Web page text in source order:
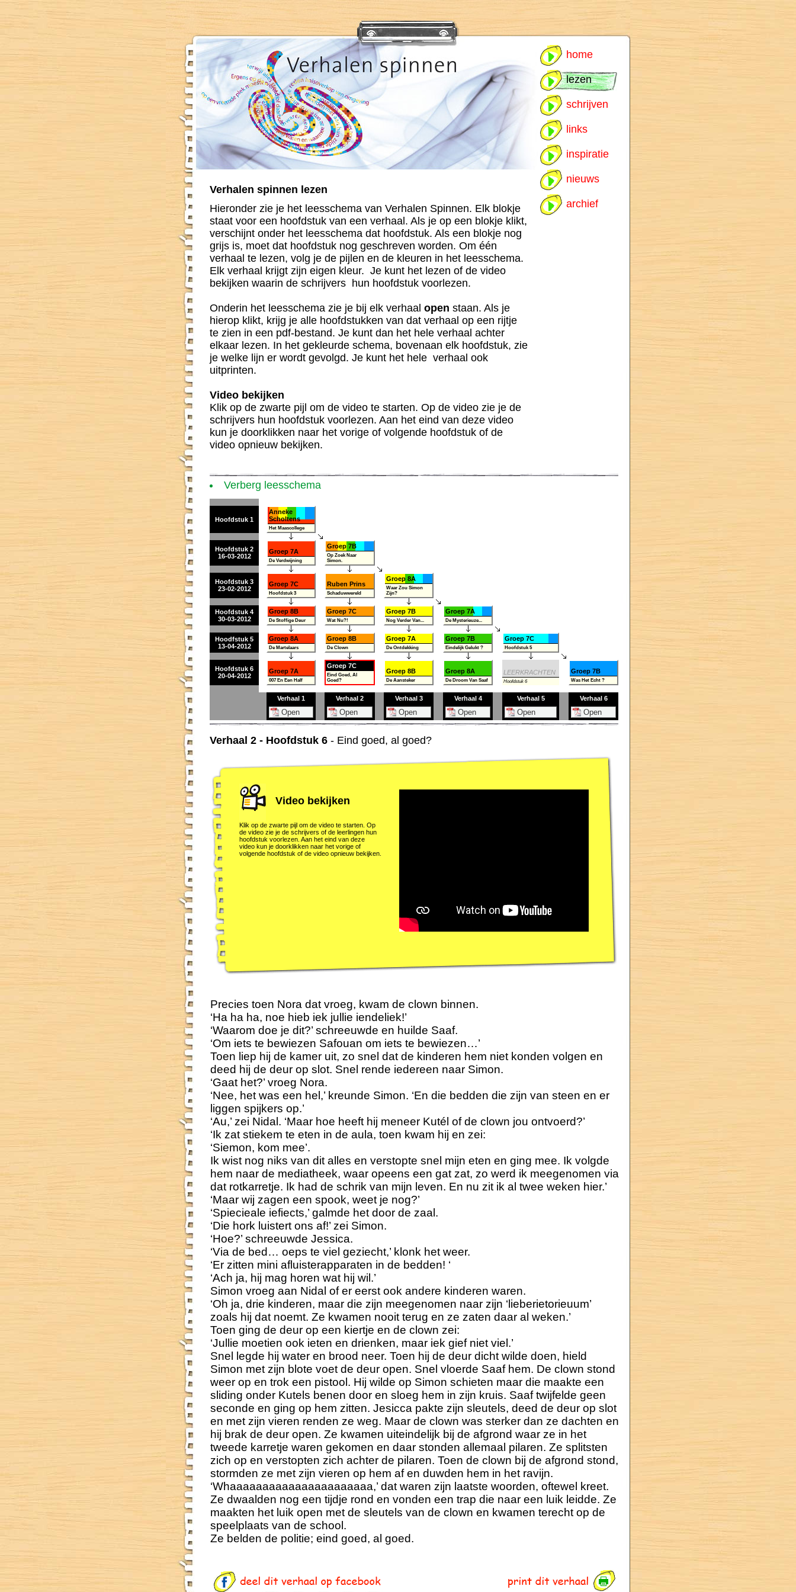
Verhalen spinnen lezen
Hieronder zie je het leesschema van Verhalen Spinnen. Elk blokje
staat voor een hoofdstuk van een verhaal. Als je op een blokje klikt,
verschijnt onder het leesschema dat hoofdstuk. Als een blokje nog
grijs is, moet dat hoofdstuk nog geschreven worden. Om één
verhaal te lezen, volg je de pijlen en de kleuren in het leesschema.
Elk verhaal krijgt zijn eigen kleur. Je kunt het lezen of de video
bekijken waarin de schrijvers hun hoofdstuk voorlezen.
Onderin het leesschema zie je bij elk verhaal open staan. Als je
hierop klikt, krijg je alle hoofdstukken van dat verhaal op een rijtje
te zien in een pdf-bestand. Je kunt dan het hele verhaal achter
elkaar lezen. In het gekleurde schema, bovenaan elk hoofdstuk, zie
je welke lijn er wordt gevolgd. Je kunt het hele verhaal ook
uitprinten.
Video bekijken
Klik op de zwarte pijl om de video te starten. Op de video zie je de
schrijvers hun hoofdstuk voorlezen. Aan het eind van deze video
kun je doorklikken naar het vorige of volgende hoofdstuk of de
video opnieuw bekijken.
home
lezen
schrijven
links
inspiratie
nieuws
archief
Verberg leesschema
Hoofdstuk 1
Anneke
Scholtens
Het Maascollege
Hoofdstuk 2
16-03-2012
Groep 7A
De Verdwijning
Groep 7B
Op Zoek Naar
Simon.
Hoofdstuk 3
23-02-2012
Groep 7C
Hoofdstuk 3
Ruben Prins
Schaduwwereld
Groep 8A
Waar Zou Simon
Zijn?
Hoofdstuk 4
30-03-2012
Groep 8B
De Stoffige Deur
Groep 7C
Wat Nu?!
Groep 7B
Nog Verder Van...
Groep 7A
De Mysterieuze...
Hoodfstuk 5
13-04-2012
Groep 8A
De Martelaars
Groep 8B
De Clown
Groep 7A
De Ontdekking
Groep 7B
Eindelijk Gelukt ?
Groep 7C
Hoofdstuk 5
Hoofdstuk 6
20-04-2012
Groep 7A
007 En Een Half
Groep 7C
Eind Goed, Al
Goed?
Groep 8B
De Aansteker
Groep 8A
De Droom Van Saaf
LEERKRACHTEN
Hoofdstuk 6
Groep 7B
Was Het Echt ?
Verhaal 1 Verhaal 2 Verhaal 3 Verhaal 4 Verhaal 5 Verhaal 6
Verhaal 2 - Hoofdstuk 6 - Eind goed, al goed?
Video bekijken
Klik op de zwarte pijl om de video te starten. Op
de video zie je de schrijvers of de leerlingen hun
hoofdstuk voorlezen. Aan het eind van deze
video kun je doorklikken naar het vorige of
volgende hoofdstuk of de video opnieuw bekijken.
Precies toen Nora dat vroeg, kwam de clown binnen.
‘Ha ha ha, noe hieb iek jullie iendeliek!’
‘Waarom doe je dit?’ schreeuwde en huilde Saaf.
‘Om iets te bewiezen Safouan om iets te bewiezen…’
Toen liep hij de kamer uit, zo snel dat de kinderen hem niet konden volgen en
deed hij de deur op slot. Snel rende iedereen naar Simon.
‘Gaat het?’ vroeg Nora.
‘Nee, het was een hel,’ kreunde Simon. ‘En die bedden die zijn van steen en er
liggen spijkers op.’
‘Au,’ zei Nidal. ‘Maar hoe heeft hij meneer Kutél of de clown jou ontvoerd?’
‘Ik zat stiekem te eten in de aula, toen kwam hij en zei:
‘Siemon, kom mee’.
Ik wist nog niks van dit alles en verstopte snel mijn eten en ging mee. Ik volgde
hem naar de mediatheek, waar opeens een gat zat, zo werd ik meegenomen via
dat rotkarretje. Ik had de schrik van mijn leven. En nu zit ik al twee weken hier.’
‘Maar wij zagen een spook, weet je nog?’
‘Spiecieale iefiects,’ galmde het door de zaal.
‘Die hork luistert ons af!’ zei Simon.
‘Hoe?’ schreeuwde Jessica.
‘Via de bed… oeps te viel geziecht,’ klonk het weer.
‘Er zitten mini afluisterapparaten in de bedden! ‘
‘Ach ja, hij mag horen wat hij wil.’
Simon vroeg aan Nidal of er eerst ook andere kinderen waren.
‘Oh ja, drie kinderen, maar die zijn meegenomen naar zijn ‘lieberietorieuum’
zoals hij dat noemt. Ze kwamen nooit terug en ze zaten daar al weken.’
Toen ging de deur op een kiertje en de clown zei:
‘Jullie moetien ook ieten en drienken, maar iek gief niet viel.’
Snel legde hij water en brood neer. Toen hij de deur dicht wilde doen, hield
Simon met zijn blote voet de deur open. Snel vloerde Saaf hem. De clown stond
weer op en trok een pistool. Hij wilde op Simon schieten maar die maakte een
sliding onder Kutels benen door en sloeg hem in zijn kruis. Saaf twijfelde geen
seconde en ging op hem zitten. Jesicca pakte zijn sleutels, deed de deur op slot
en met zijn vieren renden ze weg. Maar de clown was sterker dan ze dachten en
hij brak de deur open. Ze kwamen uiteindelijk bij de afgrond waar ze in het
tweede karretje waren gekomen en daar stonden allemaal pilaren. Ze splitsten
zich op en verstopten zich achter de pilaren. Toen de clown bij de afgrond stond,
stormden ze met zijn vieren op hem af en duwden hem in het ravijn.
‘Whaaaaaaaaaaaaaaaaaaaaaa,’ dat waren zijn laatste woorden, oftewel kreet.
Ze dwaalden nog een tijdje rond en vonden een trap die naar een luik leidde. Ze
maakten het luik open met de sleutels van de clown en kwamen terecht op de
speelplaats van de school.
Ze belden de politie; eind goed, al goed.